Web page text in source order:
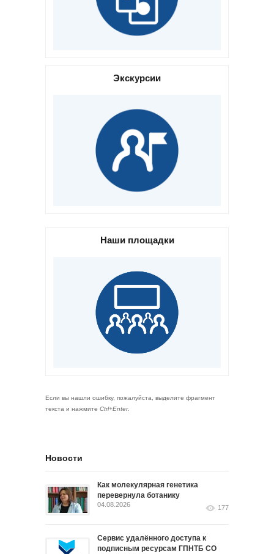
Экскурсии
Наши площадки
Если вы нашли ошибку, пожалуйста, выделите фрагмент
текста и нажмите Ctrl+Enter.
Новости
Как молекулярная генетика
перевернула ботанику
04.08.2026 177
Сервис удалённого доступа к
подписным ресурсам ГПНТБ СО